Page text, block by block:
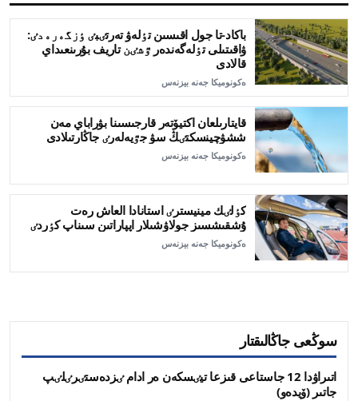
باكاد-تا جول اقىسىن تٶلەۋ تەرتٸبٸ ٶزگەرەدٸ:
ۋاقىتىلى تٶلەگەندەر ٷشٸن تاريف بۇرىنعىداي
قالادى
ەكونوميكا جەنە بيزنەس
قايتارىلعان اكتيۆتەر قارجىسىنا بۋراباي مەن
ششۋچينسكتٸڭ سۋ جٷيەلەرٸ جاڭارتىلادى
ەكونوميكا جەنە بيزنەس
كٶلٸك مينيسترٸ استانادا العاش رەت
ۇشقىشسىز جولاۋشىلار اپپاراتىن سىناپ كٶردٸ
ەكونوميكا جەنە بيزنەس
سوڭعى جاڭالىقتار
اتىراۋدا 12 جاستاعى قىزعا تيٸسكەن ەر ادام ٸزدەستٸرٸلٸپ
جاتىر (ۆيدەو)